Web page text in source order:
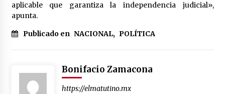
aplicable que garantiza la independencia judicial»,
apunta.
Publicado en NACIONAL, POLÍTICA
Bonifacio Zamacona
https://elmatutino.mx